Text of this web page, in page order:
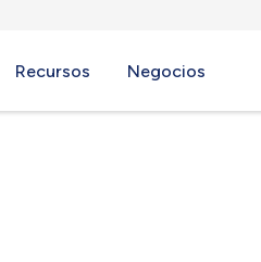
Recursos Negocios